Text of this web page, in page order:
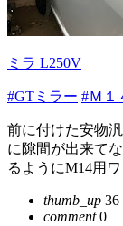
ミラ L250V
#GTミラー #Ｍ１
前に付けた安物
に隙間が出来て
るようにM14用
thumb_up 36
comment0